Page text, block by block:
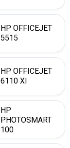
HP OFFICEJET
5515
HP OFFICEJET
6110 XI
HP
PHOTOSMART
100